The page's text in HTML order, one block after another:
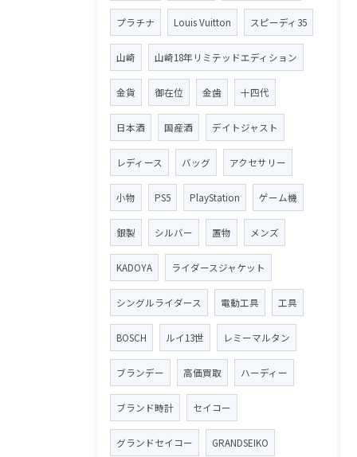
プラチナ Louis Vuitton スピーディ35
山崎 山崎18年リミテッドエディション
金貨 御在位 金歯 十四代
日本酒 国産酒 デイトジャスト
レディース バッグ アクセサリー
小物 PS5 PlayStation ゲーム機
銀製 シルバー 置物 メンズ
KADOYA ライダースジャケット
シングルライダース 電動工具 工具
BOSCH ルイ13世 レミーマルタン
ブランデー 高価買取 ハーディー
ブランド時計 セイコー
グランドセイコー GRANDSEIKO